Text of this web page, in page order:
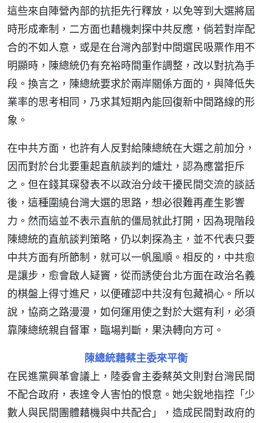
這些來自陣營內部的抗拒先行釋放，以免等到大選將屆
時形成牽制，二方面也藉機刺探中共反應，倘若對岸配
合的不如人意，或是在台灣內部對中間選民吸票作用不
明顯時，陳總統仍有充裕時間重作調整，改以對抗為手
段。換言之，陳總統要求於兩岸關係方面的，與降低失
業率的思考相同，乃求其短期內能回復新中間路線的形
象。
在中共方面，也許有人反對給陳總統在大選之前加分，
因而對於台北要重起直航談判的爐灶，認為應當拒斥
之。但在錢其琛發表不以政治分歧干擾民間交流的談話
後，這種圍繞台灣大選的思路，想必很難再產生影響
力。然而這並不表示直航的僵局就此打開，因為現階段
陳總統的直航談判策略，仍以刺探為主，並不代表只要
中共方面有所節制，就可以一帆風順。相反的，中共愈
是讓步，愈會啟人疑竇，從而誘使台北方面在政治名義
的棋盤上得寸進尺，以便確認中共沒有包藏禍心。所以
說，協商之路漫漫，如何運用使之對於大選有利，必須
靠陳總統親自督軍，臨場判斷，果決轉向方可。
陳總統藉蔡主委來平衡
在民進黨興革會議上，陸委會主委蔡英文則對台灣民間
不配合政府，表達令人害怕的恨意。她尖銳地指控「少
數人與民間團體藉機與中共配合」，造成民間對政府的